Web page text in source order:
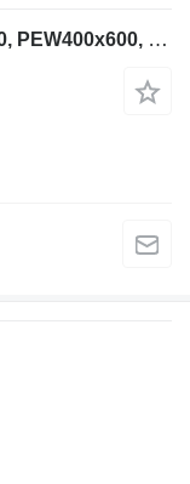
Liming PEW200x1300, PEW250x1200, PEW400x600, PEW760, PEW1100